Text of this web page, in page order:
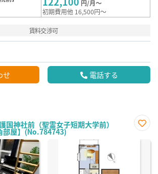
円/月～
初期費用他 16,500円～
賃料交渉可
せ 電話する
国神社前（聖霊女子短期大学前）
部屋】(No.784743)
に入